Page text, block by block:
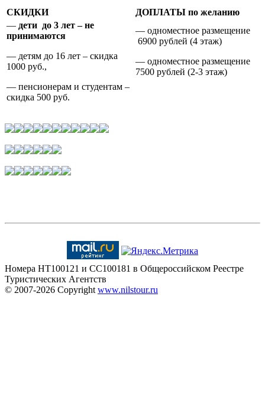
СКИДКИ
ДОПЛАТЫ по желанию
— дети до 3 лет – не
принимаются
— детям до 16 лет – скидка
1000 руб.,
— пенсионерам и студентам –
скидка 500 руб.
— одноместное размещение
6900 рублей (4 этаж)
— одноместное размещение
7500 рублей (2-3 этаж)
Номера HT100121 и CC100181 в Общероссийском Реестре
Туристических Агентств
© 2007-2026 Copyright www.nilstour.ru